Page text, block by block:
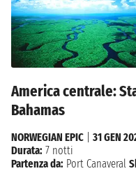
America centrale:
Bahamas
NORWEGIAN EPIC
31 GEN
Durata: 7 notti
Partenza da: Port Canaveral